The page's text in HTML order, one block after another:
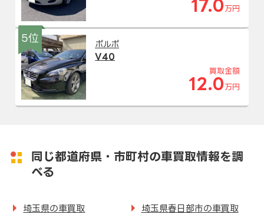
17.0 万円
5位
ボルボ
V40
買取金額
12.0 万円
同じ都道府県・市町村の車買取情報を調
べる
埼玉県の車買取 埼玉県春日部市の車買取